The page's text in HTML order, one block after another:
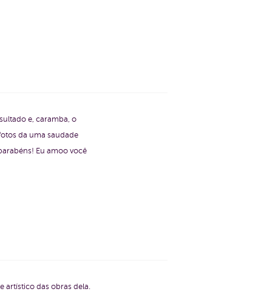
e, caramba, o
da uma saudade
Eu amoo você
artístico das obras dela.